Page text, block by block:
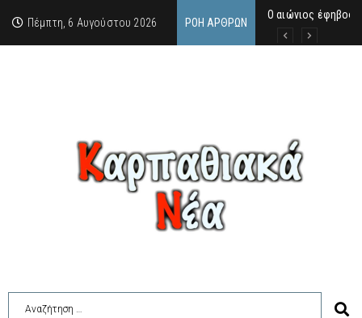
Πέμπτη, 6 Αυγούστου 2026 ΡΟΉ ΆΡΘΡΩΝ
Ο αιώνιος έφηβος
Δικαστική
Άμεση